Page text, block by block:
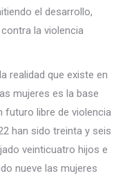
el desarrollo,
la violencia
realidad que existe en
mujeres es la base
futuro libre de violencia
han sido treinta y seis
veinticuatro hijos e
nueve las mujeres